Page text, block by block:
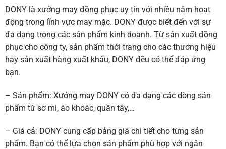
DONY là xưởng may đồng phục uy tín với nhiều năm hoạt
động trong lĩnh vực may mặc. DONY được biết đến với sự
đa dạng trong các sản phẩm kinh doanh. Từ sản xuất đồng
phục cho công ty, sản phẩm thời trang cho các thương hiệu
hay sản xuất hàng xuất khẩu, DONY đều có thể đáp ứng
bạn.
– Sản phẩm: Xưởng may DONY có đa dạng các dòng sản
phẩm từ sơ mi, áo khoác, quần tây,…
– Giá cả: DONY cung cấp bảng giá chi tiết cho từng sản
phẩm. Bạn có thể lựa chọn sản phẩm phù hợp với ngân